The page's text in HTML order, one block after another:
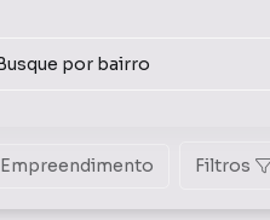
Empreendimento Filtros